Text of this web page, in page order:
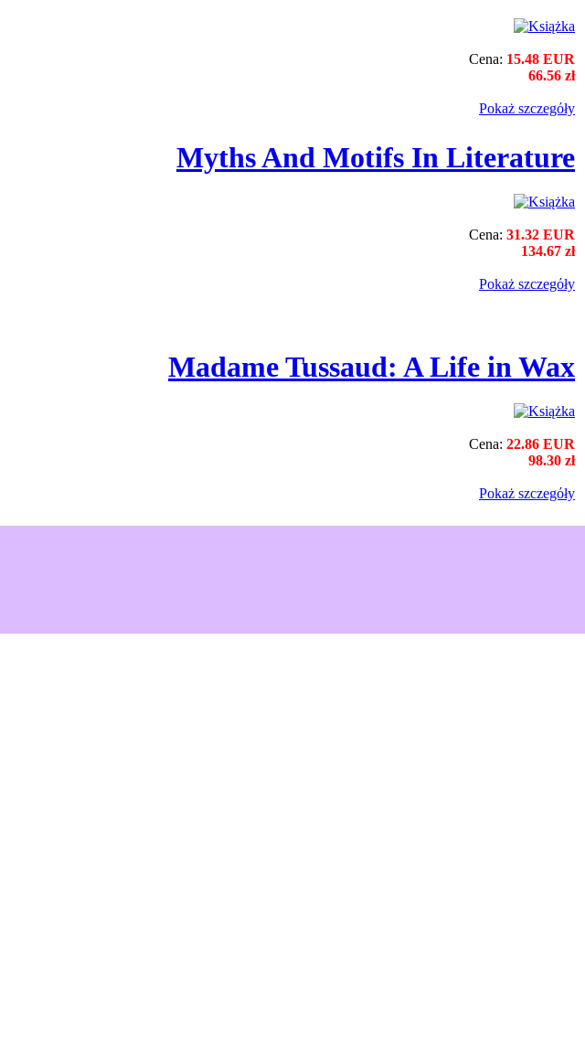
Cena: 15.48 EUR
66.56 zł
Pokaż szczegόły
Myths And Motifs In Literature
Cena: 31.32 EUR
134.67 zł
Pokaż szczegόły
Madame Tussaud: A Life in Wax
Cena: 22.86 EUR
98.30 zł
Pokaż szczegόły